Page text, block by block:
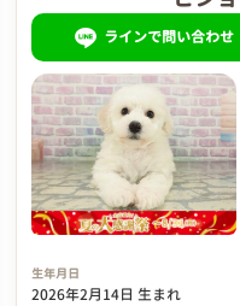
ラインで問い合わせ
生年月日
2026年2月14日 生まれ